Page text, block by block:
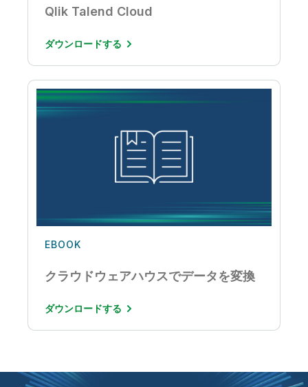
Qlik Talend Cloud
ダウンロードする
EBOOK
クラウドウェアハウスでデータを変換
ダウンロードする